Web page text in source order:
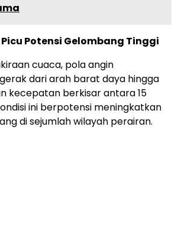
Potensi Gelombang Tinggi
cuaca, pola angin
dari arah barat daya hingga
kecepatan berkisar antara 15
ini berpotensi meningkatkan
di sejumlah wilayah perairan.